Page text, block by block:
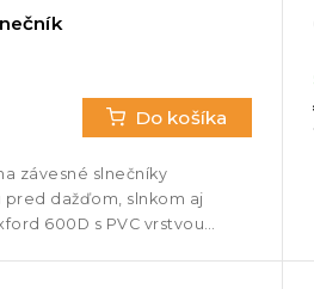
Do košíka
závesné slnečníky
dažďom, slnkom aj
600D s PVC vrstvou